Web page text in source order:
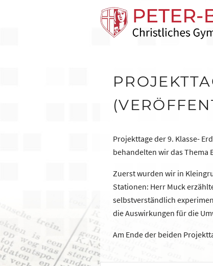
Projekttage der 9. Klasse-
behandelten wir das Thema
Zuerst wurden wir in
Stationen: Herr Muck
selbstverständlich
die Auswirkungen für die
Am Ende der beiden